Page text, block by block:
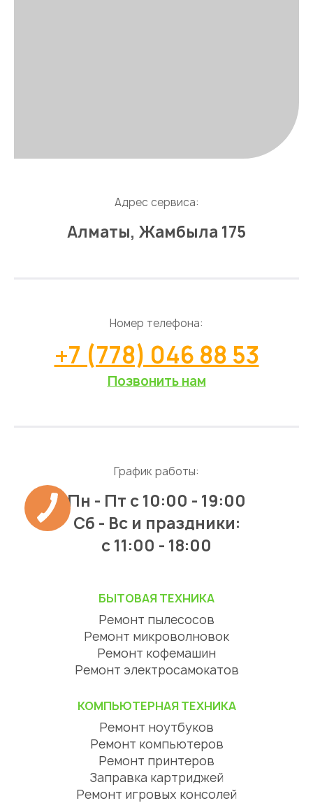
Адрес сервиса:
Алматы, Жамбыла 175
Номер телефона:
+7 (778) 046 88 53
Позвонить нам
График работы:
Пн - Пт с 10:00 - 19:00
Сб - Вс и праздники:
c 11:00 - 18:00
БЫТОВАЯ ТЕХНИКА
Ремонт пылесосов
Ремонт микроволновок
Ремонт кофемашин
Ремонт электросамокатов
КОМПЬЮТЕРНАЯ ТЕХНИКА
Ремонт ноутбуков
Ремонт компьютеров
Ремонт принтеров
Заправка картриджей
Ремонт игровых консолей